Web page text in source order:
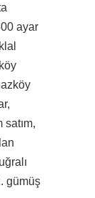
ayar
gümüş